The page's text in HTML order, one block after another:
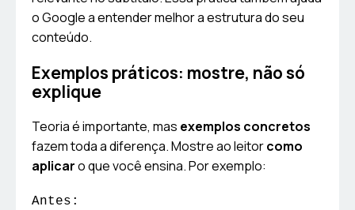
o Google a entender melhor a estrutura do seu
conteúdo.
Exemplos práticos: mostre, não só
explique
Teoria é importante, mas exemplos concretos
fazem toda a diferença. Mostre ao leitorcomo
aplicaro que você ensina. Por exemplo:
Antes: